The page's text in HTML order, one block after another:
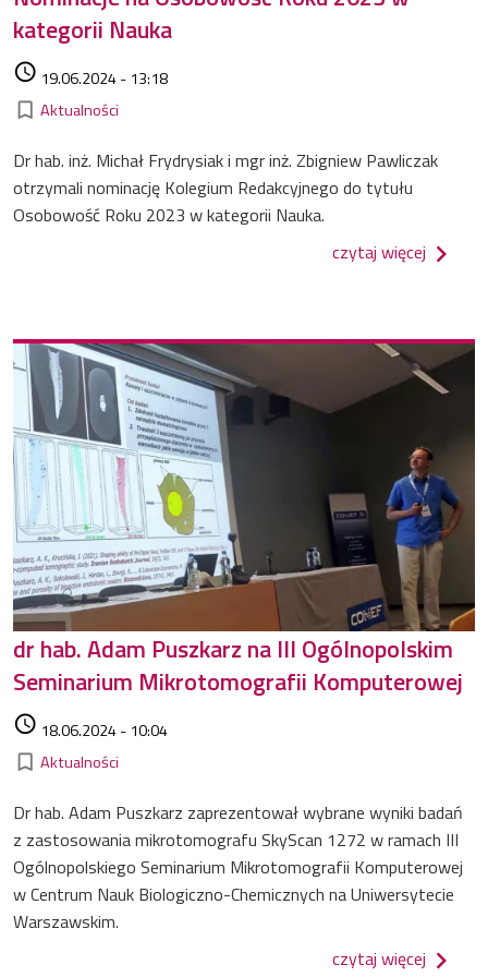
kategorii Nauka
access_time 19.06.2024 - 13:18
bookmark_border Kategorie
Aktualności
Dr hab. inż. Michał Frydrysiak i mgr inż. Zbigniew Pawliczak
otrzymali nominację Kolegium Redakcyjnego do tytułu
Osobowość Roku 2023 w kategorii Nauka.
czytaj więcej o
dr hab. Adam Puszkarz na III Ogólnopolskim
Seminarium Mikrotomografii Komputerowej
access_time 18.06.2024 - 10:04
bookmark_border Kategorie
Aktualności
Dr hab. Adam Puszkarz zaprezentował wybrane wyniki badań
z zastosowania mikrotomografu SkyScan 1272 w ramach III
Ogólnopolskiego Seminarium Mikrotomografii Komputerowej
w Centrum Nauk Biologiczno-Chemicznych na Uniwersytecie
Warszawskim.
czytaj więcej o dr